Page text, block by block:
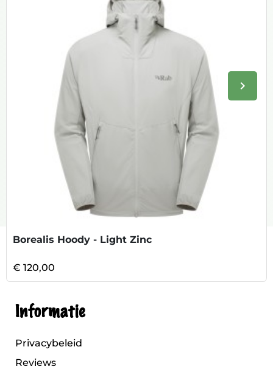
keyboard_arrow_right
Borealis Hoody - Light Zinc
€ 120,00
Informatie
Privacybeleid
Reviews